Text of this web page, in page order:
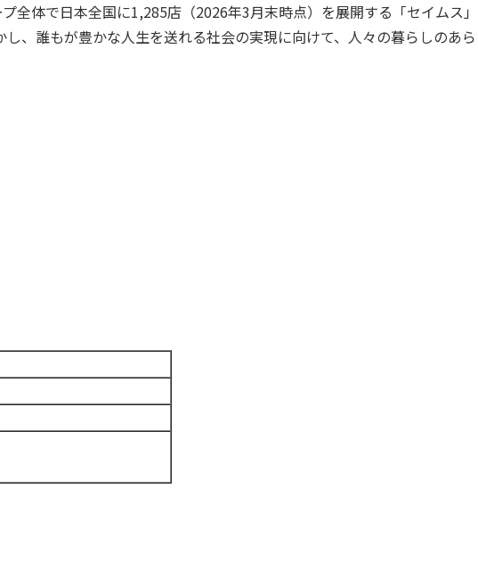
体で日本全国に1,285店（2026年3月末時点）を展開する「セイムス」
、誰もが豊かな人生を送れる社会の実現に向けて、人々の暮らしのあら